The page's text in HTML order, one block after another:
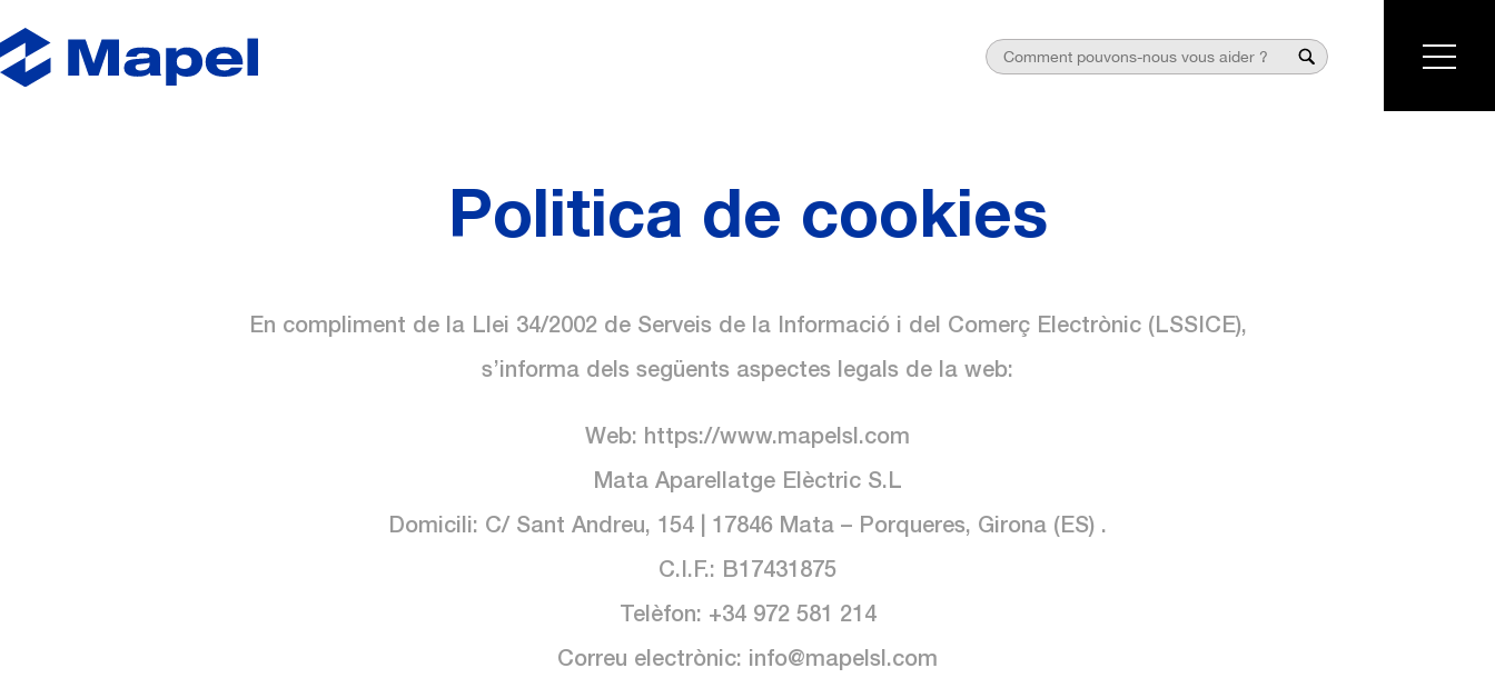
Politica de cookies
En compliment de la Llei 34/2002 de Serveis de la Informació i del Comerç Electrònic (LSSICE),
s’informa dels següents aspectes legals de la web:
Web: https://www.mapelsl.com
Mata Aparellatge Elèctric S.L
Domicili: C/ Sant Andreu, 154 | 17846 Mata – Porqueres, Girona (ES) .
C.I.F.: B17431875
Telèfon: +34 972 581 214
Correu electrònic: info@mapelsl.com